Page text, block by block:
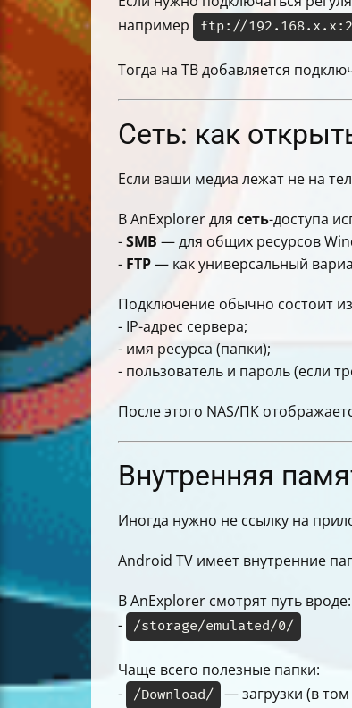
например
ftp://
Тогда на ТВ добавляется
Сеть: как
Если ваши медиа лежат не на
В AnExplorer для сеть-доступа
-SMB — для общих ресурсов
- FTP— как универсальный
Подключение обычно состоит
- IP-адрес сервера;
- имя ресурса (папки);
- пользователь и пароль (если
После этого NAS/ПК
Внутренняя
Иногда нужно не ссылку на
Android TV имеет внутренние
В AnExplorer смотрят путь вроде:
-
/storage/emulated/0/
Чаще всего полезные папки:
-
/Download/ — загрузки (в